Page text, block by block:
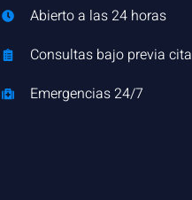
Abierto a las 24 horas
Consultas bajo previa cita
Emergencias 24/7